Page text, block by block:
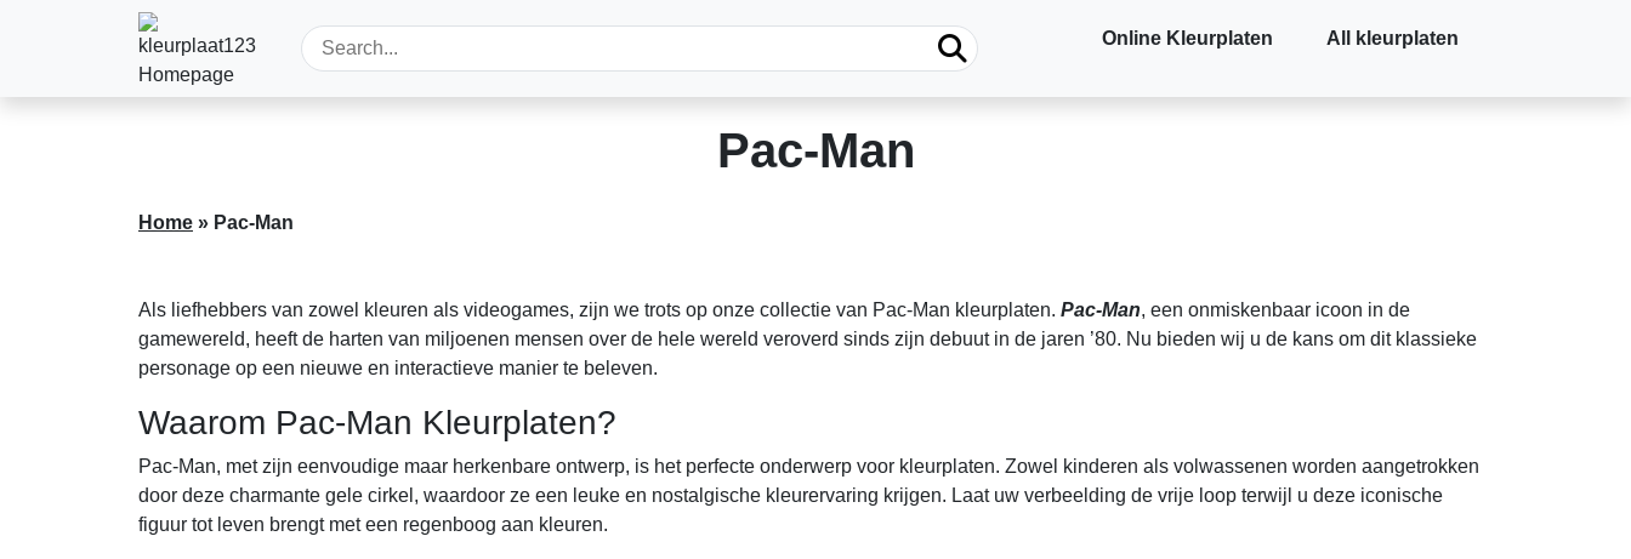
Online Kleurplaten All kleurplaten
Pac-Man
Home » Pac-Man
Als liefhebbers van zowel kleuren als videogames, zijn we trots op onze collectie van Pac-Man kleurplaten. Pac-Man, een onmiskenbaar icoon in de
gamewereld, heeft de harten van miljoenen mensen over de hele wereld veroverd sinds zijn debuut in de jaren ’80. Nu bieden wij u de kans om dit klassieke
personage op een nieuwe en interactieve manier te beleven.
Waarom Pac-Man Kleurplaten?
Pac-Man, met zijn eenvoudige maar herkenbare ontwerp, is het perfecte onderwerp voor kleurplaten. Zowel kinderen als volwassenen worden aangetrokken
door deze charmante gele cirkel, waardoor ze een leuke en nostalgische kleurervaring krijgen. Laat uw verbeelding de vrije loop terwijl u deze iconische
figuur tot leven brengt met een regenboog aan kleuren.